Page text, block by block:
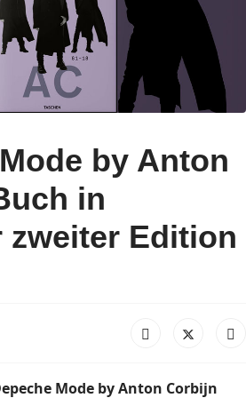
by Anton
in
Edition
Mode by Anton Corbijn